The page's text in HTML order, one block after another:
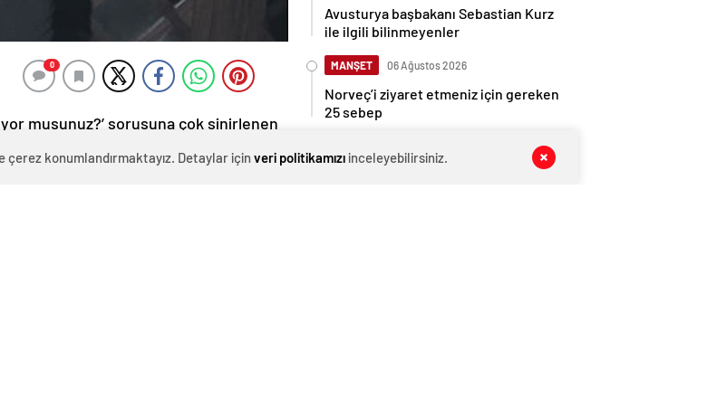
0
musunuz?’ sorusuna çok sinirlenen
bir dizinin başlama yemeğinde
Avusturya başbakanı Sebastian Kurz
ile ilgili bilinmeyenler
MANŞET 06 Ağustos 2026
Norveç’i ziyaret etmeniz için gereken
25 sebep
Kış Alışverişlerinde Tasarruf Etmenin
çerez konumlandırmaktayız. Detaylar için veri politikamızıinceleyebilirsiniz.